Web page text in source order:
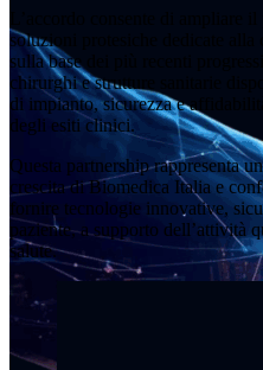
L’accordo consente di ampliare
soluzioni protesiche dedicate
sulla base dei più recenti
chirurghi e strutture sanitarie
di impianto, sicurezza e
degli esiti clinici.
Questa partnership rappresenta
crescita di Biomedica Italia e
fornire tecnologie innovative,
paziente, a supporto dell’attività
salute.